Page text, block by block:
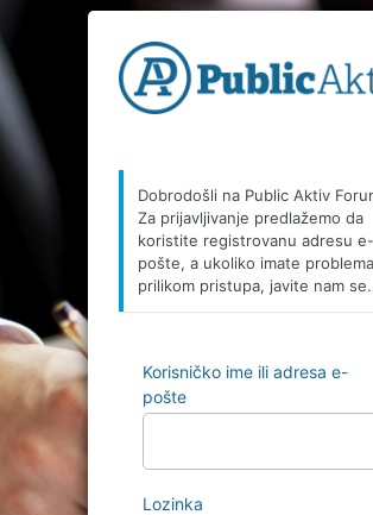
Prijava
Dobrodošli na Public Aktiv
Za prijavljivanje predlažemo da
koristite registrovanu adresu e-
pošte, a ukoliko imate problema
prilikom pristupa, javite nam
Korisničko ime ili adresa e-
pošte
Lozinka